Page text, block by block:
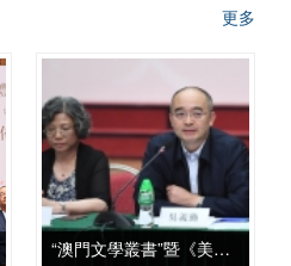
重要講
《國家
展規劃》以
會和學術
踐的主體，
體系的征程
化傳承到
身獨特的
、交叉化與
更多
“澳門文學叢書”暨《美麗澳門》座談會